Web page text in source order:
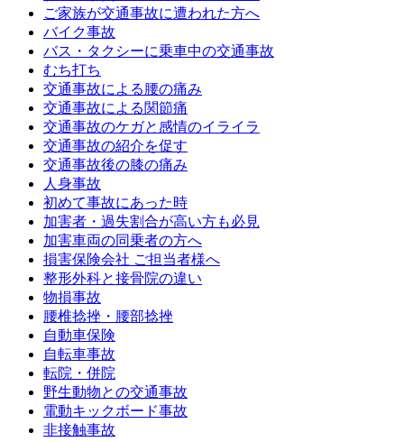
ご家族が交通事故に遭われた方へ
バイク事故
バス・タクシーに乗車中の交通事故
むち打ち
交通事故による腰の痛み
交通事故による関節痛
交通事故のケガと感情のイライラ
交通事故の紹介を促す
交通事故後の膝の痛み
人身事故
初めて事故にあった時
加害者・過失割合が高い方も必見
加害車両の同乗者の方へ
損害保険会社 ご担当者様へ
整形外科と接骨院の違い
物損事故
腰椎捻挫・腰部捻挫
自動車保険
自転車事故
転院・併院
野生動物との交通事故
電動キックボード事故
非接触事故